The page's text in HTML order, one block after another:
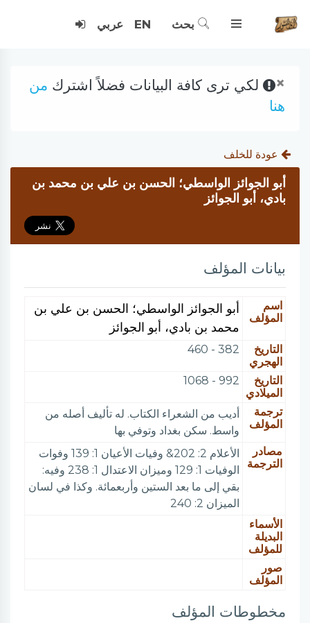
بحث EN عربي
× لكي ترى كافة البيانات فضلاً اشترك من
هنا
عودة للخلف
أبو الجوائز الواسطي؛ الحسن بن علي بن محمد بن
بادي، أبو الجوائز
بيانات المؤلف
اسم
المؤلف
أبو الجوائز الواسطي؛ الحسن بن علي بن
محمد بن بادي، أبو الجوائز
التاريخ
الهجري
382 - 460
التاريخ
الميلادي
992 - 1068
ترجمة
المؤلف
أديب من الشعراء الكتاب. له تأليف أصله من
واسط. سكن بغداد وتوفي بها
مصادر
الترجمة
الأعلام 2: 202& وفيات الأعيان 1: 139 وفوات
الوفيات 1: 129 وميزان الاعتدال 1: 238 وفيه:
بقي إلى ما بعد الستين وأربعمائة. وكذا في لسان
الميزان 2: 240
الأسماء
البديلة
للمؤلف
صور
المؤلف
مخطوطات المؤلف